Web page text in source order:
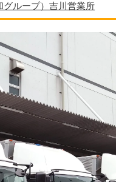
ループ）吉川営業所